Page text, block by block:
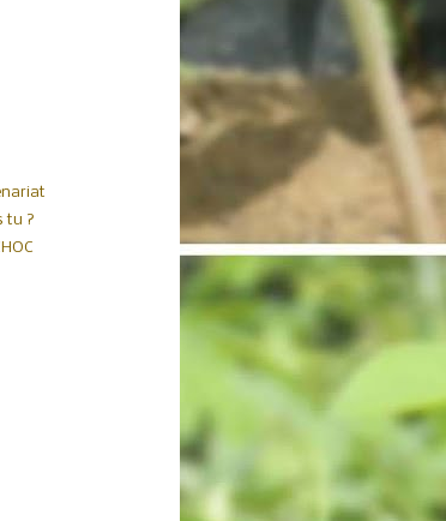
tu ?